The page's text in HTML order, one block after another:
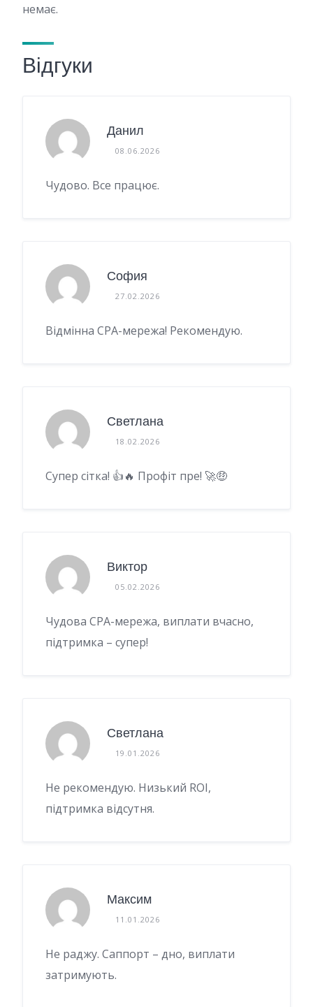
немає.
Відгуки
Данил
08.06.2026
Чудово. Все працює.
София
27.02.2026
Відмінна CPA-мережа! Рекомендую.
Светлана
18.02.2026
Супер сітка! 👍🔥 Профіт пре! 🚀🤑
Виктор
05.02.2026
Чудова CPA-мережа, виплати вчасно,
підтримка – супер!
Светлана
19.01.2026
Не рекомендую. Низький ROI,
підтримка відсутня.
Максим
11.01.2026
Не раджу. Саппорт – дно, виплати
затримують.